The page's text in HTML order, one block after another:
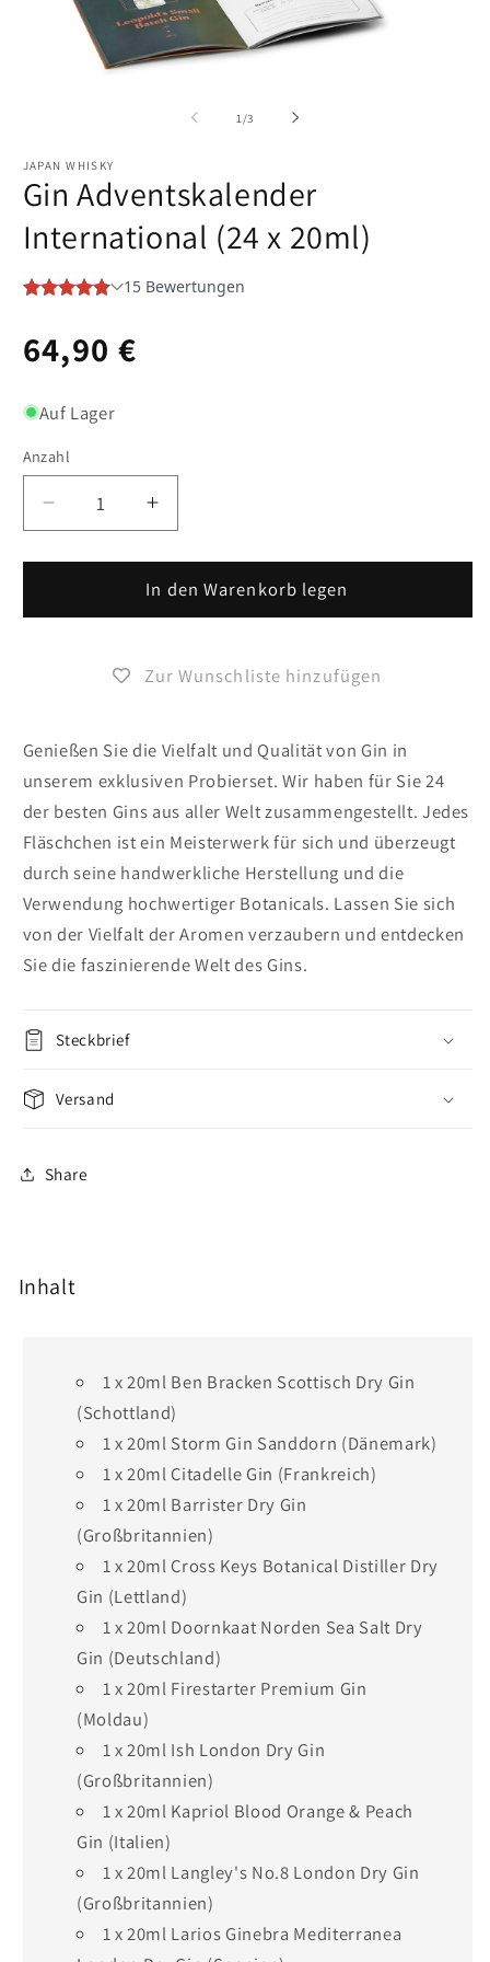
1 /von
3
JAPAN WHISKY
Gin Adventskalender
International (24 x 20ml)
Normaler
Preis
64,90 €
Auf Lager
Anzahl
Verringere
die
Menge
Gin
International
20ml)
Erhöhe
die
Menge
für
Gin
International
(24
20ml)
In den Warenkorb legen
Zur Wunschliste hinzufügen
Genießen Sie die Vielfalt und Qualität von Gin in
unserem exklusiven Probierset. Wir haben für Sie 24
der besten Gins aus aller Welt zusammengestellt. Jedes
Fläschchen ist ein Meisterwerk für sich und überzeugt
durch seine handwerkliche Herstellung und die
Verwendung hochwertiger Botanicals. Lassen Sie sich
von der Vielfalt der Aromen verzaubern und entdecken
Sie die faszinierende Welt des Gins.
Steckbrief
Versand
Share
Inhalt
1 x 20ml Ben Bracken Scottisch Dry Gin
(Schottland)
1 x 20ml Storm Gin Sanddorn (Dänemark)
1 x 20ml Citadelle Gin (Frankreich)
1 x 20ml Barrister Dry Gin
(Großbritannien)
1 x 20ml Cross Keys Botanical Distiller Dry
Gin (Lettland)
1 x 20ml Doornkaat Norden Sea Salt Dry
Gin (Deutschland)
1 x 20ml Firestarter Premium Gin
(Moldau)
1 x 20ml Ish London Dry Gin
(Großbritannien)
1 x 20ml Kapriol Blood Orange & Peach
Gin (Italien)
1 x 20ml Langley's No.8 London Dry Gin
(Großbritannien)
1 x 20ml Larios Ginebra Mediterranea